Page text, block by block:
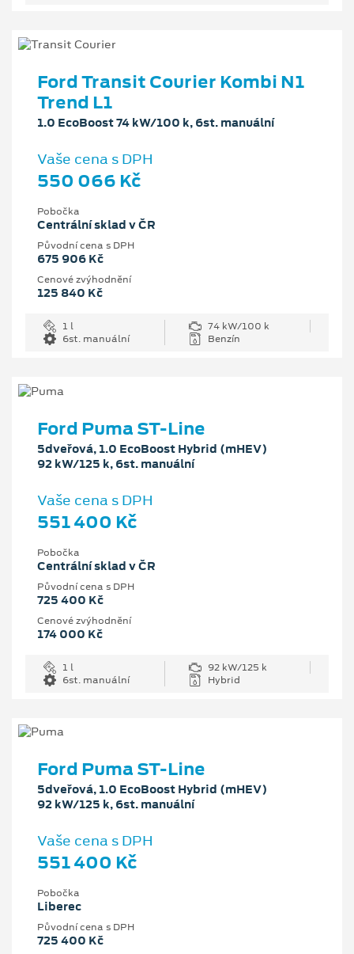
Ford Transit Courier Kombi N1
Trend L1
1.0 EcoBoost 74 kW/100 k, 6st. manuální
Vaše cena s DPH
550 066 Kč
Pobočka
Centrální sklad v ČR
Původní cena s DPH
675 906 Kč
Cenové zvýhodnění
125 840 Kč
1 l
74 kW/100 k
6st. manuální
Benzín
Ford Puma ST-Line
5dveřová, 1.0 EcoBoost Hybrid (mHEV)
92 kW/125 k, 6st. manuální
Vaše cena s DPH
551 400 Kč
Pobočka
Centrální sklad v ČR
Původní cena s DPH
725 400 Kč
Cenové zvýhodnění
174 000 Kč
1 l
92 kW/125 k
6st. manuální
Hybrid
Ford Puma ST-Line
5dveřová, 1.0 EcoBoost Hybrid (mHEV)
92 kW/125 k, 6st. manuální
Vaše cena s DPH
551 400 Kč
Pobočka
Liberec
Původní cena s DPH
725 400 Kč